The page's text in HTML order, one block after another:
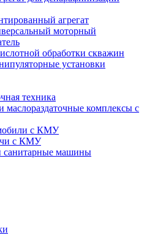
агрегат
моторный
обработки скважин
установки
техника
маслораздаточные комплексы с
с КМУ
с КМУ
санитарные машины